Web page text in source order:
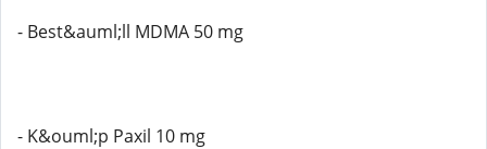
- Best&auml;ll MDMA 50 mg
- K&ouml;p Paxil 10 mg